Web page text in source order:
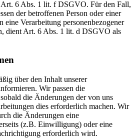
Art. 6 Abs. 1 lit. f DSGVO. Für den Fall,
der betroffenen Person oder einer
eine Verarbeitung personenbezogener
dient Art. 6 Abs. 1 lit. d DSGVO als
über den Inhalt unserer
Wir passen die
die Änderungen der von uns
dies erforderlich machen. Wir
die Änderungen eine
(z.B. Einwilligung) oder eine
erforderlich wird.